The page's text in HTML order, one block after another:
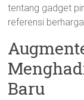
tentang gadget
referensi
Baru